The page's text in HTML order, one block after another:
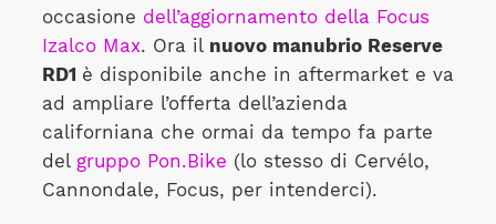
occasione dell’aggiornamento della Focus
Izalco Max. Ora il nuovo manubrio Reserve
RD1 è disponibile anche in aftermarket e va
ad ampliare l’offerta dell’azienda
californiana che ormai da tempo fa parte
del gruppo Pon.Bike (lo stesso di Cervélo,
Cannondale, Focus, per intenderci).